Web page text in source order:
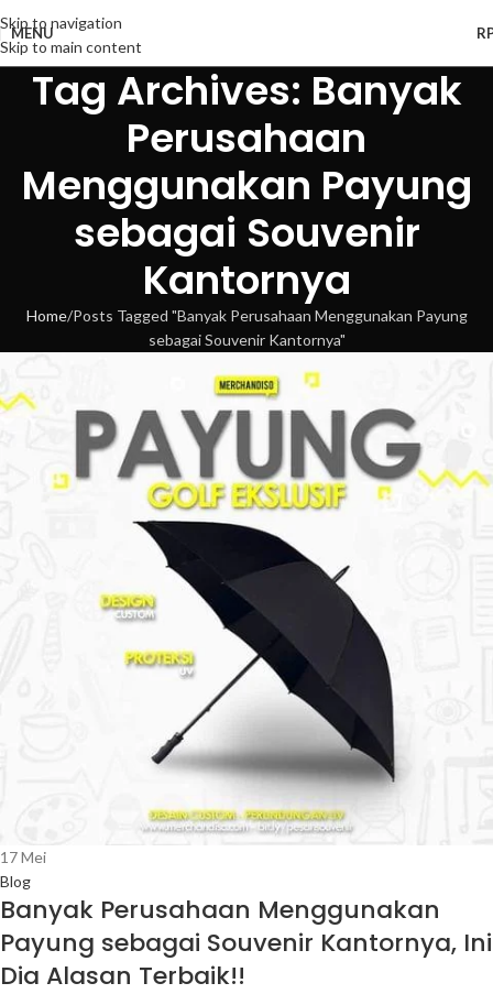
Skip to navigation
Skip to main content
MENU
Tag Archives: Banyak
Perusahaan
Menggunakan Payung
sebagai Souvenir
Kantornya
Home Posts Tagged "Banyak Perusahaan Menggunakan Payung
sebagai Souvenir Kantornya"
17Mei
Blog
Banyak Perusahaan Menggunakan
Payung sebagai Souvenir Kantornya, Ini
Dia Alasan Terbaik!!